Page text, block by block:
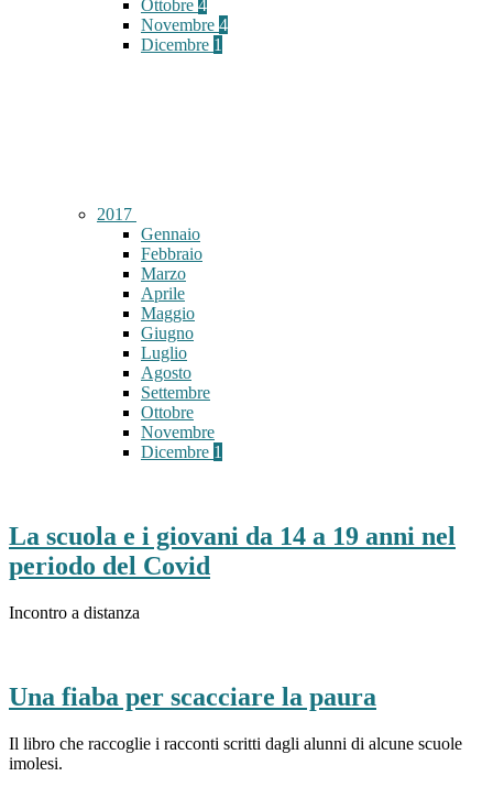
Ottobre 4
Novembre 4
Dicembre 1
2017
Gennaio
Febbraio
Marzo
Aprile
Maggio
Giugno
Luglio
Agosto
Settembre
Ottobre
Novembre
Dicembre 1
La scuola e i giovani da 14 a 19 anni nel
periodo del Covid
Incontro a distanza
Una fiaba per scacciare la paura
Il libro che raccoglie i racconti scritti dagli alunni di alcune scuole
imolesi.